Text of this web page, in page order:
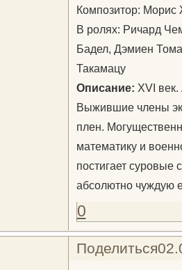
Композитор:
В ролях: Ричард
Бадел, Дэмиен
Такамацу
Описание: XVI
Выжившие члены
плен.
математику и
постигает суровые
абсолютно чуждую
0
Поделиться